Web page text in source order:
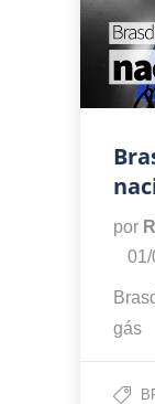
por
01/
gás